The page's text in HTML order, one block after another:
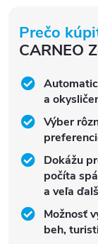
Prečo
CARNEO
a
Výber
Dokážu
počíta
a veľa
Možnosť
beh,